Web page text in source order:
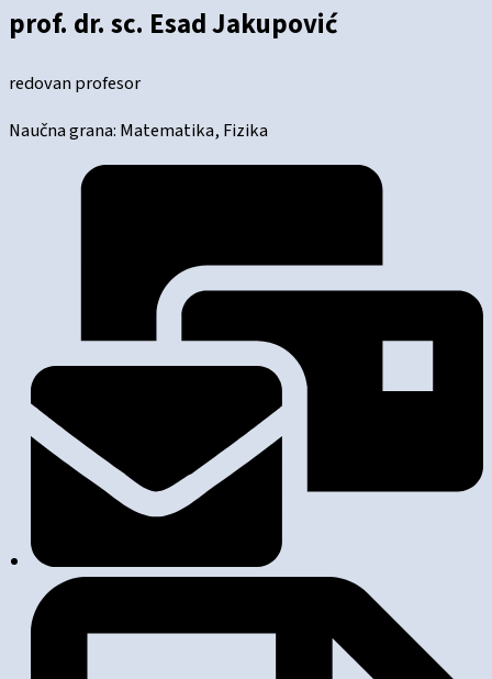
prof. dr. sc. Esad Jakupović
redovan profesor
Naučna grana: Matematika, Fizika